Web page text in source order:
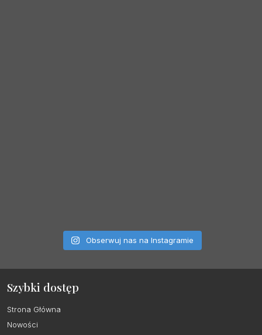
Obserwuj nas na Instagramie
Szybki dostęp
Strona Główna
Nowości